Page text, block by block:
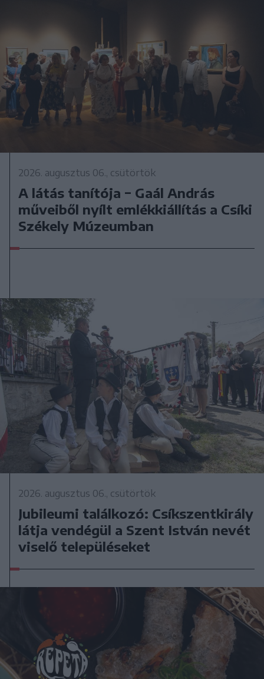
2026. augusztus 06., csütörtök
A látás tanítója − Gaál András
műveiből nyílt emlékkiállítás a Csíki
Székely Múzeumban
2026. augusztus 06., csütörtök
Jubileumi találkozó: Csíkszentkirály
látja vendégül a Szent István nevét
viselő településeket